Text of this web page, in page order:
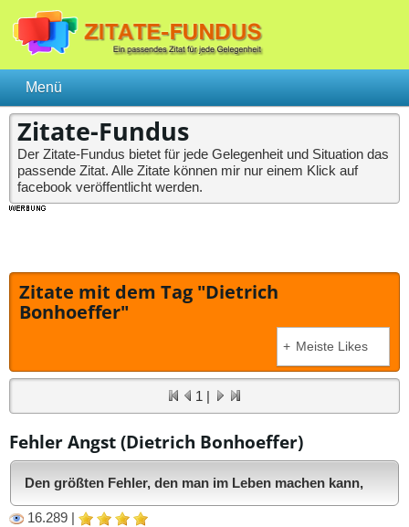
Zitate-Fundus
Der Zitate-Fundus bietet für jede Gelegenheit und Situation das
passende Zitat. Alle Zitate können mir nur einem Klick auf
facebook veröffentlicht werden.
Zitate mit dem Tag "Dietrich
Bonhoeffer"
+ Meiste Likes
1 |
Fehler Angst (Dietrich Bonhoeffer)
Den größten Fehler, den man im Leben machen kann,
ist, immer Angst zu haben, einen Fehler zu machen.
16.289 |